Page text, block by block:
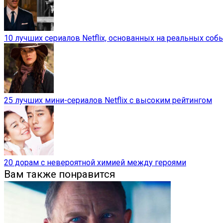
10 лучших сериалов Netflix, основанных на реальных
25 лучших мини-сериалов Netflix с высоким рейтингом
20 дорам с невероятной химией между героями
Вам также понравится